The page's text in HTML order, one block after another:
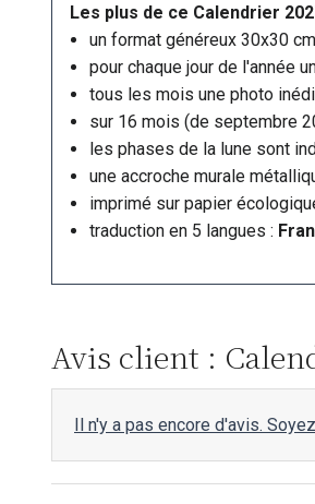
Les plus de ce Calendrier
un format généreux 30x30
pour chaque jour de l'année
tous les mois une photo
sur 16 mois (de septembre
les phases de la lune sont
une accroche murale
imprimé sur papier
traduction en 5 langues :
Avis client :
Il n'y a pas encore d'avis.